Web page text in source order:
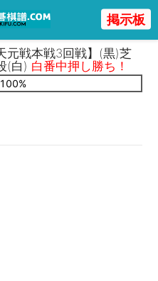
掲示板
元戦本戦3回戦】(黒)芝
(白) 白番中押し勝ち！
100%